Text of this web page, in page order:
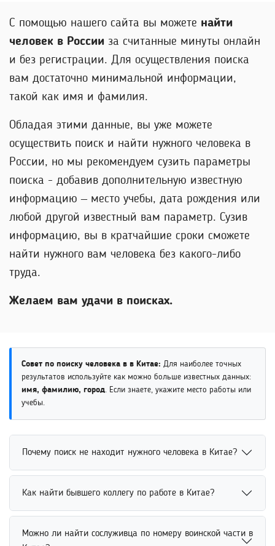
С помощью нашего сайта вы можете найти
человек в России за считанные минуты онлайн
и без регистрации. Для осуществления поиска
вам достаточно минимальной информации,
такой как имя и фамилия.
Обладая этими данные, вы уже можете
осуществить поиск и найти нужного человека в
России, но мы рекомендуем сузить параметры
поиска - добавив дополнительную известную
информацию – место учебы, дата рождения или
любой другой известный вам параметр. Сузив
информацию, вы в кратчайшие сроки сможете
найти нужного вам человека без какого-либо
труда.
Желаем вам удачи в поисках.
Совет по поиску человека в в Китае: Для наиболее точных
результатов используйте как можно больше известных данных:
имя, фамилию, город. Если знаете, укажите место работы или
учебы.
Почему поиск не находит нужного человека в Китае?
Поиск человека может не находить нужный результат
или отсутствия открытой информации. Для повышения
точности рекомендуется указать дополнительные
Как найти бывшего коллегу по работе в Китае?
Найти бывшего коллегу по работе можно через
профессиональные платформы, социальные сети и
Можно ли найти сослуживца по номеру воинской части в